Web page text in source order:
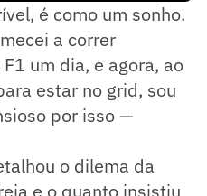
é como um sonho.
a correr
um dia, e agora, ao
estar no grid, sou
por isso —
o dilema da
e o quanto insistiu